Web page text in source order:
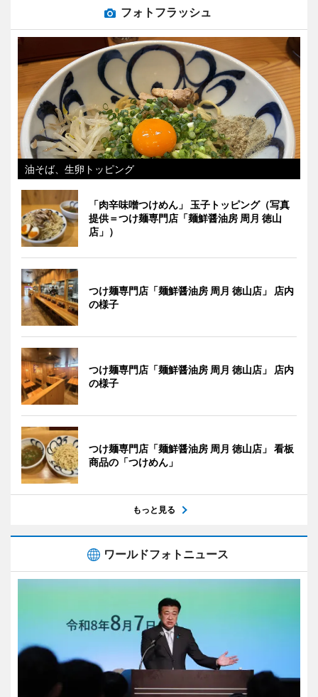
フォトフラッシュ
油そば、生卵トッピング
「肉辛味噌つけめん」 玉子トッピング（写真
提供＝つけ麺専門店「麺鮮醤油房 周月 徳山
店」）
つけ麺専門店「麺鮮醤油房 周月 徳山店」 店内
の様子
つけ麺専門店「麺鮮醤油房 周月 徳山店」 店内
の様子
つけ麺専門店「麺鮮醤油房 周月 徳山店」 看板
商品の「つけめん」
もっと見る
ワールドフォトニュース